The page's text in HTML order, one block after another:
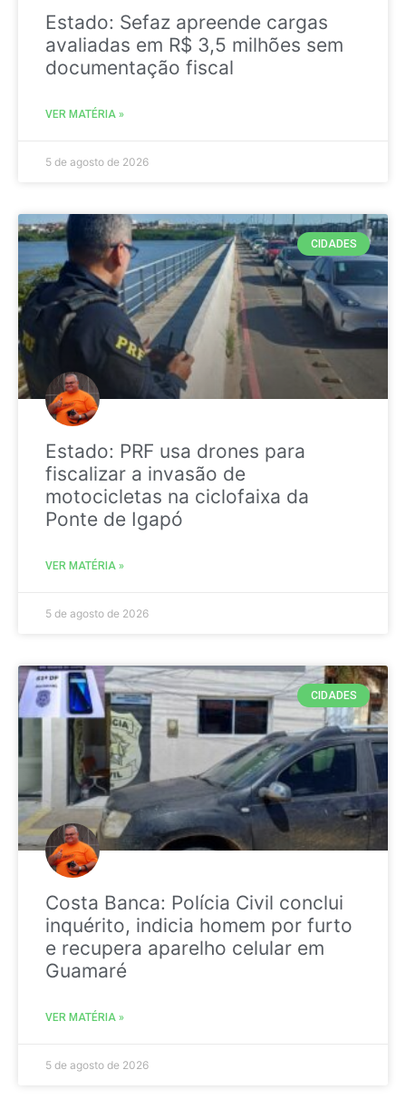
Estado: Sefaz apreende cargas
avaliadas em R$ 3,5 milhões sem
documentação fiscal
VER MATÉRIA »
5 de agosto de 2026
CIDADES
Estado: PRF usa drones para
fiscalizar a invasão de
motocicletas na ciclofaixa da
Ponte de Igapó
VER MATÉRIA »
5 de agosto de 2026
CIDADES
Costa Banca: Polícia Civil conclui
inquérito, indicia homem por furto
e recupera aparelho celular em
Guamaré
VER MATÉRIA »
5 de agosto de 2026